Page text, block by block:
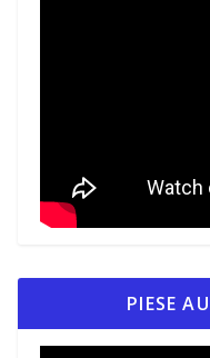
PIESE